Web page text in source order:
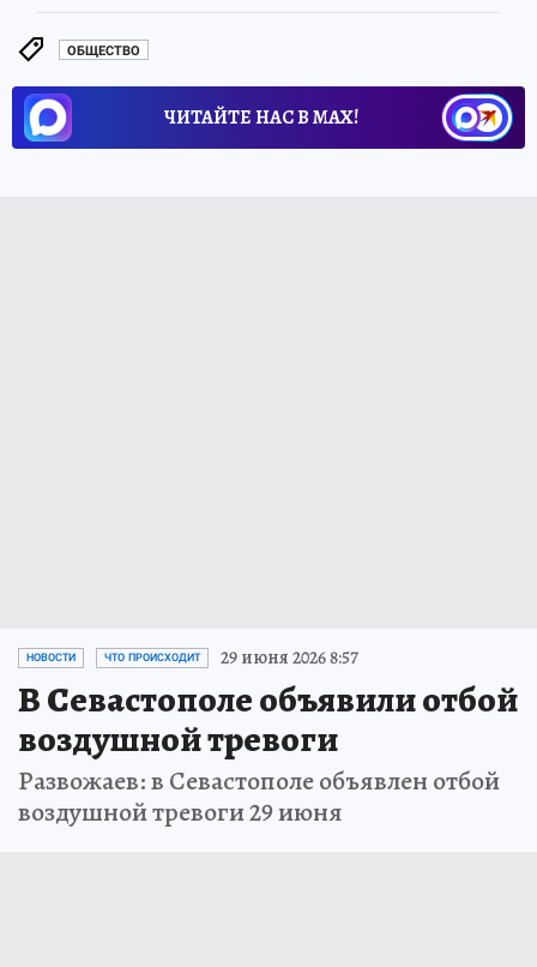
ОБЩЕСТВО
ЧИТАЙТЕ НАС В МАХ!
НОВОСТИ ЧТО ПРОИСХОДИТ 29 июня 2026 8:57
В Севастополе объявили отбой
воздушной тревоги
Развожаев: в Севастополе объявлен отбой
воздушной тревоги 29 июня